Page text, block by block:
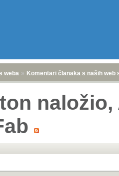
weba » Komentari članaka s naših web